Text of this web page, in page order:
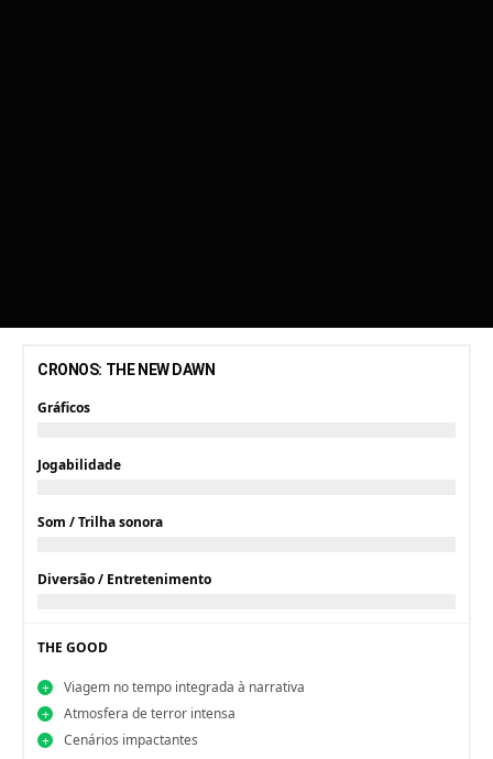
CRONOS: THE NEW DAWN
Gráficos
Jogabilidade
Som / Trilha sonora
Diversão / Entretenimento
THE GOOD
Viagem no tempo integrada à narrativa
Atmosfera de terror intensa
Cenários impactantes